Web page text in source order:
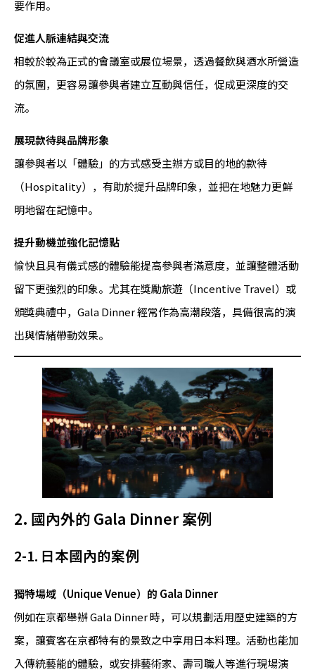
要作用。
促進人脈連結與交流
相較於較為正式的會議室或展位場景，透過餐飲與酒水所營造
的氛圍，更容易讓參與者建立互動與信任，促成更深度的交
流。
展現款待與品牌形象
讓參與者以「體驗」的方式感受主辦方或目的地的款待
（Hospitality），有助於提升品牌印象，並把在地魅力更鮮
明地留在記憶中。
提升動機並強化記憶點
愉快且具有儀式感的體驗能提高參與者滿意度，並讓整體活動
留下更強烈的印象。尤其在獎勵旅遊（Incentive Travel）或
頒獎典禮中，Gala Dinner 經常作為高潮段落，具備很高的演
出與情緒帶動效果。
2. 國內外的 Gala Dinner 案例
2-1. 日本國內的案例
獨特場域（Unique Venue）的 Gala Dinner
例如在京都舉辦 Gala Dinner 時，可以規劃活用歷史建築的方
案，讓賓客在京都特有的景致之中享用日本料理。活動也能加
入傳統藝能的體驗，或安排藝術家、壽司職人等進行現場演